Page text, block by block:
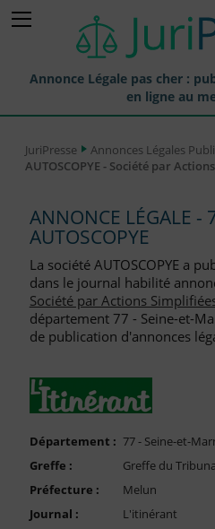
Annonce Légale pas cher :
en ligne au
Annonces Légales Publiées
Journaux Habilités (JAL) Annonces
Départements pour la
Liste des Greffes
Liste des CCI
Nous Contacter
Compte PRO
JuriPresse
Annonces Légales
AUTOSCOPYE - Société par
ANNONCE LÉGALE -
AUTOSCOPYE
La société AUTOSCOPYE a
dans le journal habilité
Société par Actions
département 77 - Seine-et-
de publication d'annonces
Département : 77 - Seine-et-
Greffe :
Greffe du
Préfecture :
Melun
Journal :
L'itinérant